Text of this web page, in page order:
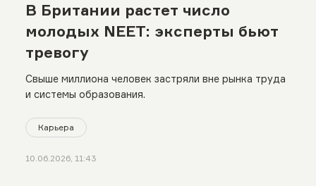
В Британии растет число
молодых NEET: эксперты бьют
тревогу
Свыше миллиона человек застряли вне рынка труда
и системы образования.
Карьера
10.06.2026, 11:43